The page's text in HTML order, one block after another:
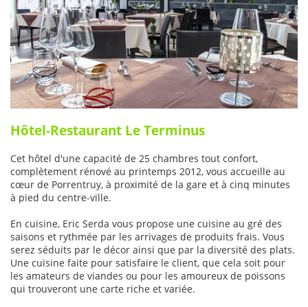
Hôtel-Restaurant Le Terminus
Cet hôtel d'une capacité de 25 chambres tout confort,
complètement rénové au printemps 2012, vous accueille au
cœur de Porrentruy, à proximité de la gare et à cinq minutes
à pied du centre-ville.
En cuisine, Eric Serda vous propose une cuisine au gré des
saisons et rythmée par les arrivages de produits frais. Vous
serez séduits par le décor ainsi que par la diversité des plats.
Une cuisine faite pour satisfaire le client, que cela soit pour
les amateurs de viandes ou pour les amoureux de poissons
qui trouveront une carte riche et variée.